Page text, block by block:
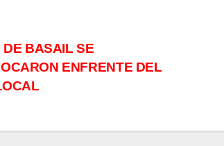
DE BASAIL SE
ENFRENTE DEL